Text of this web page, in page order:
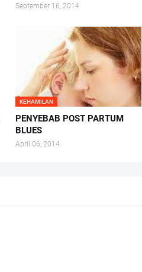
September 16, 2014
KEHAMILAN
PENYEBAB POST PARTUM
BLUES
April 06, 2014